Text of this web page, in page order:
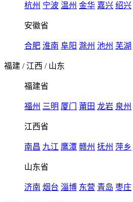
杭州 宁波 温州 金华 嘉兴 绍兴
安徽省
合肥 淮南 阜阳 滁州 池州 芜湖
福建 / 江西 / 山东
福建省
福州 三明 厦门 莆田 龙岩 泉州
江西省
南昌 九江 鹰潭 赣州 抚州 萍乡
山东省
济南 烟台 淄博 东营 青岛 枣庄